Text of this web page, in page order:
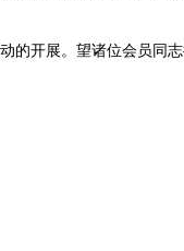
的开展。望诸位会员同